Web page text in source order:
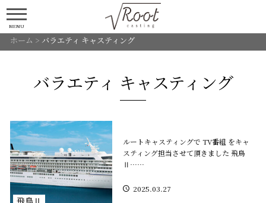
MENU
ホーム > バラエティ キャスティング
バラエティ キャスティング
飛鳥Ⅱ
ルートキャスティングで TV番組 をキャ
スティング担当させて頂きました 飛鳥
Ⅱ……
2025.03.27